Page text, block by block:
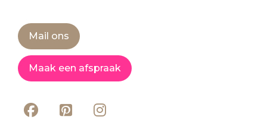
Mail ons
Maak een afspraak